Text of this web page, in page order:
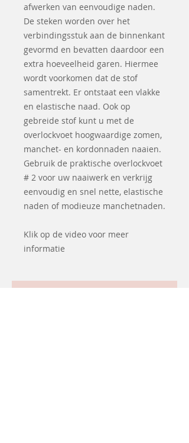
afwerken van eenvoudige naden.
De steken worden over het
verbindingsstuk aan de binnenkant
gevormd en bevatten daardoor een
extra hoeveelheid garen. Hiermee
wordt voorkomen dat de stof
samentrekt. Er ontstaat een vlakke
en elastische naad. Ook op
gebreide stof kunt u met de
overlockvoet hoogwaardige zomen,
manchet- en kordonnaden naaien.
Gebruik de praktische overlockvoet
# 2 voor uw naaiwerk en verkrijg
eenvoudig en snel nette, elastische
naden of modieuze manchetnaden.
Klik op de video voor meer
informatie